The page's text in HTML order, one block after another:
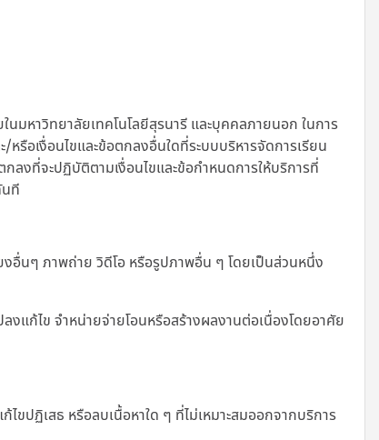
มหาวิทยาลัยเทคโนโลยีสุรนารี และบุคคลภายนอก ในการ
หรือเงื่อนไขและข้อตกลงอื่นใดที่ระบบบริหารจัดการเรียน
กลงที่จะปฏิบัติตามเงื่อนไขและข้อกำหนดการให้บริการที่
นที
อื่นๆ ภาพถ่าย วิดีโอ หรือรูปภาพอื่น ๆ โดยเป็นส่วนหนึ่ง
แก้ไข จำหน่ายจ่ายโอนหรือสร้างผลงานต่อเนื่องโดยอาศัย
ปฏิเสธ หรือลบเนื้อหาใด ๆ ที่ไม่เหมาะสมออกจากบริการ